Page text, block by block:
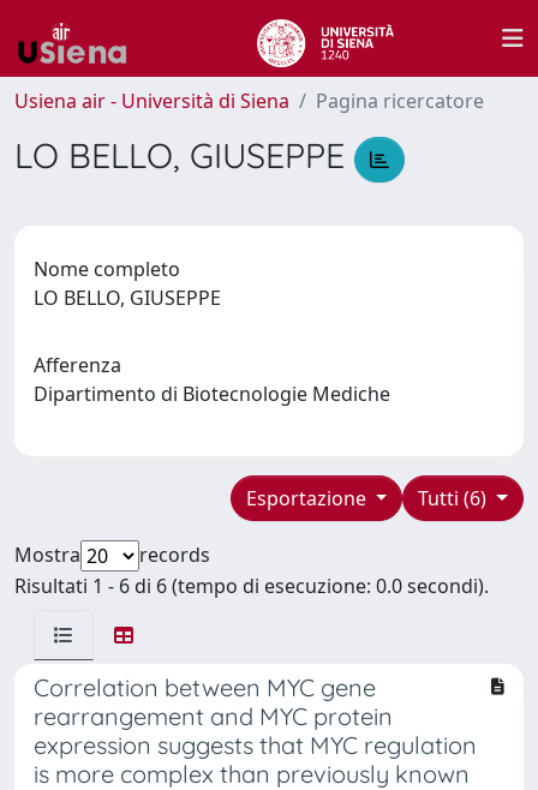
Usiena air - Università di Siena Pagina ricercatore
LO BELLO, GIUSEPPE
Nome completo
LO BELLO, GIUSEPPE
Afferenza
Dipartimento di Biotecnologie Mediche
Tutti (6)
Esportazione
Mostra
records
Risultati 1 - 6 di 6 (tempo di esecuzione: 0.0 secondi).
Correlation between MYC gene
rearrangement and MYC protein
expression suggests that MYC regulation
is more complex than previously known